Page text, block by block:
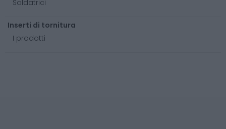
Saldatrici
Inserti di tornitura
I prodotti